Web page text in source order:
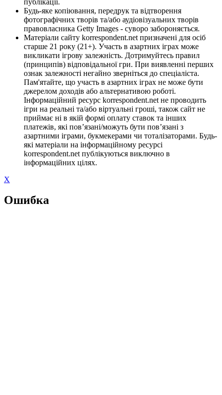
Будь-яке копіювання, передрук та відтворення
фотографічних творів та/або аудіовізуальних творів
правовласника Getty Images - суворо забороняється.
Матеріали сайту korrespondent.net призначені для осіб
старше 21 року (21+). Участь в азартних іграх може
викликати ігрову залежність. Дотримуйтесь правил
(принципів) відповідальної гри. При виявленні перших
ознак залежності негайно зверніться до спеціаліста.
Пам'ятайте, що участь в азартних іграх не може бути
джерелом доходів або альтернативою роботі.
Інформаційний ресурс korrespondent.net не проводить
ігри на реальні та/або віртуальні гроші, також сайт не
приймає ні в якій формі оплату ставок та інших
платежів, які пов’язані/можуть бути пов’язані з
азартними іграми, букмекерами чи тоталізаторами. Будь-
які матеріали на інформаційному ресурсі
korrespondent.net публікуються виключно в
інформаційних цілях.
X
Ошибка